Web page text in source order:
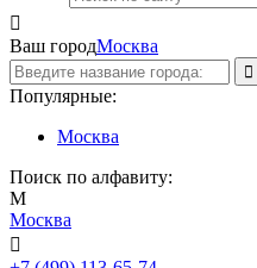

Ваш городМосква
Популярные:
Москва
Поиск по алфавиту:
М
Москва
